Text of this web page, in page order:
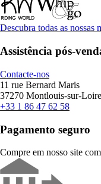
Descubra todas as nossas
Assistência pós-
Contacte-nos
11 rue Bernard Maris
37270 Montlouis-sur-
+33 1 86 47 62 58
Pagamento seguro
Compre em nosso site